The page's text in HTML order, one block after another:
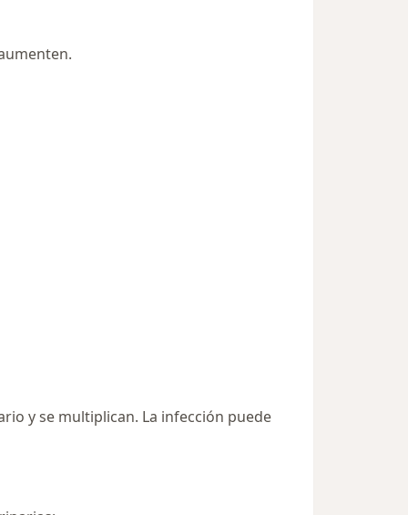
y se multiplican. La infección puede